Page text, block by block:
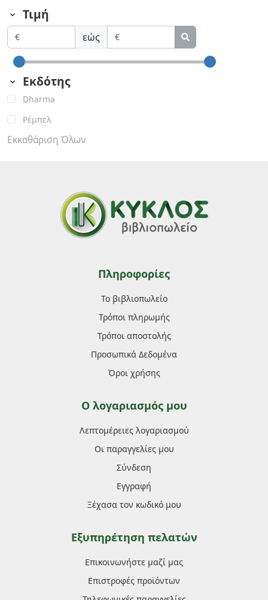
Τιμή
εώς
Εκδότης
Dharma
Ρέμπελ
Εκκαθάριση Όλων
Πληροφορίες
Το βιβλιοπωλείο
Τρόποι πληρωμής
Τρόποι αποστολής
Προσωπικά Δεδομένα
Όροι χρήσης
Ο λογαριασμός μου
Λεπτομέρειες λογαριασμού
Οι παραγγελίες μου
Σύνδεση
Εγγραφή
Ξέχασα τον κωδικό μου
Εξυπηρέτηση πελατών
Επικοινωνήστε μαζί μας
Επιστροφές προϊόντων